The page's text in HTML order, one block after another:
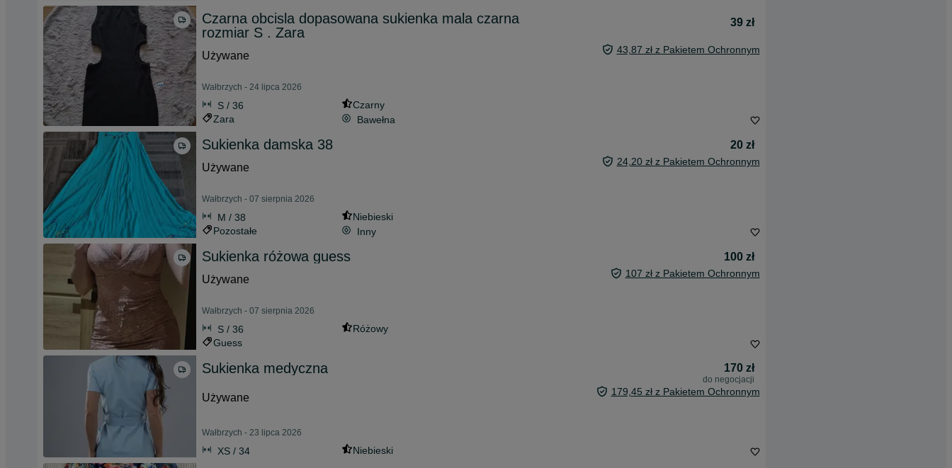
Czarna obcisla dopasowana sukienka mala czarna
rozmiar S . Zara
39 zł
Używane 43,87 zł z Pakietem Ochronnym
Wałbrzych - 24 lipca 2026
S / 36
Czarny
Zara
Bawełna
Sukienka damska 38
20 zł
Używane
24,20 zł z Pakietem Ochronnym
Wałbrzych - 07 sierpnia 2026
M / 38
Niebieski
Pozostałe
Inny
Sukienka różowa guess
100 zł
Używane
107 zł z Pakietem Ochronnym
Wałbrzych - 07 sierpnia 2026
S / 36
Różowy
Guess
Sukienka medyczna 170 zł
do negocjacji
Używane 179,45 zł z Pakietem Ochronnym
Wałbrzych - 23 lipca 2026
XS / 34 Niebieski